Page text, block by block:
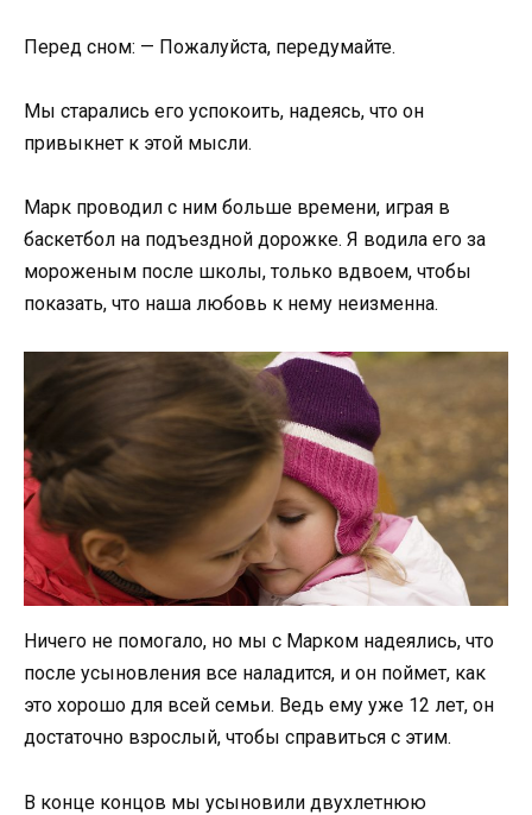
Перед сном: — Пожалуйста, передумайте.
Мы старались его успокоить, надеясь, что он
привыкнет к этой мысли.
Марк проводил с ним больше времени, играя в
баскетбол на подъездной дорожке. Я водила его за
мороженым после школы, только вдвоем, чтобы
показать, что наша любовь к нему неизменна.
Ничего не помогало, но мы с Марком надеялись, что
после усыновления все наладится, и он поймет, как
это хорошо для всей семьи. Ведь ему уже 12 лет, он
достаточно взрослый, чтобы справиться с этим.
В конце концов мы усыновили двухлетнюю